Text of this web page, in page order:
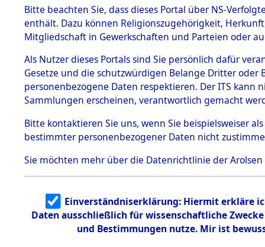
BESTÄNDE
1.
mente
5. Verschiedenes
5.3
Todesmärsche
5.3.1 Alliierte
Erhebungen
zu
Todesmärsch
en
5.3.2
Identifizierun
g
5.3.3
Todesmärsch
Dead -
Branch -
0022
Bitte beachten Sie, dass dieses Portal über NS-
enthält. Dazu können Religionszugehörigkeit,
Mitgliedschaft in Gewerkschaften und Parteien oder
Als Nutzer dieses Portals sind Sie persönlich dafür
Gesetze und die schutzwürdigen Belange Dritter
personenbezogene Daten respektieren. Der ITS
Sammlungen erscheinen, verantwortlich gemacht
Bitte kontaktieren Sie uns, wenn Sie beispielsweiser
bestimmter personenbezogener Daten nicht
Sie möchten mehr über die Datenrichtlinie der Arolsen
Einverständniserklärung: Hiermit erkläre
Daten ausschließlich für wissenschaftliche
und Bestimmungen nutze. Mir ist